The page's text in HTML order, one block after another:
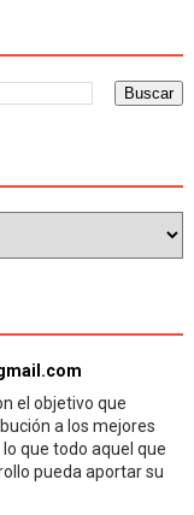
el objetivo que
a los mejores
que todo aquel que
pueda aportar su